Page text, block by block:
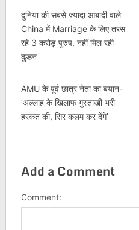
दुनिया की सबसे ज्यादा आबादी वाले
China में Marriage के लिए तरस
रहे 3 करोड़ पुरुष, नहीं मिल रही
दुल्हन
AMU के पूर्व छात्र नेता का बयान-
‘अल्लाह के खिलाफ गुस्ताखी भरी
हरकत की, सिर कलम कर देंगे’
Add a Comment
Comment: